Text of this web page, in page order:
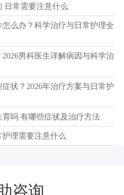
日常需要注意什么
么办？科学治疗与日常护理全
男科医生详解病因与科学治
状？2026年治疗方案与日常护
吗 有哪些症状及治疗方法
理需要注意什么
咨询